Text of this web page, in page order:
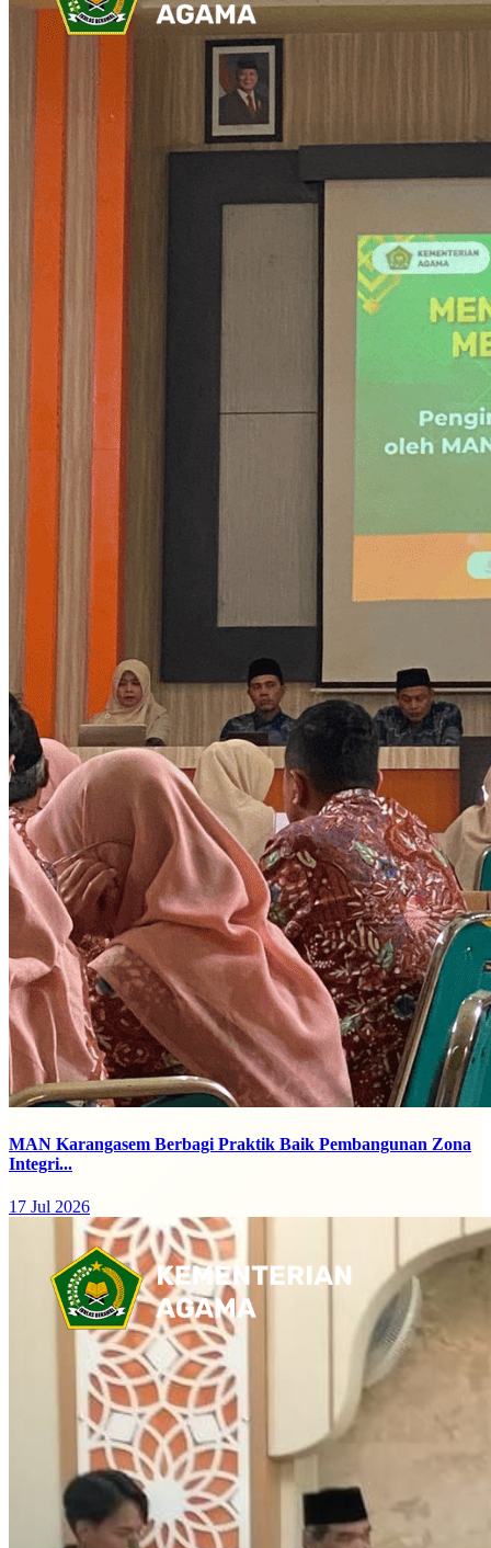
MAN Karangasem Berbagi Praktik Baik Pembangunan Zona
Integri...
17 Jul 2026